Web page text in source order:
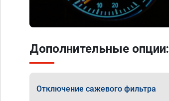
Дополнительные опции:
Отключение сажевого фильтра